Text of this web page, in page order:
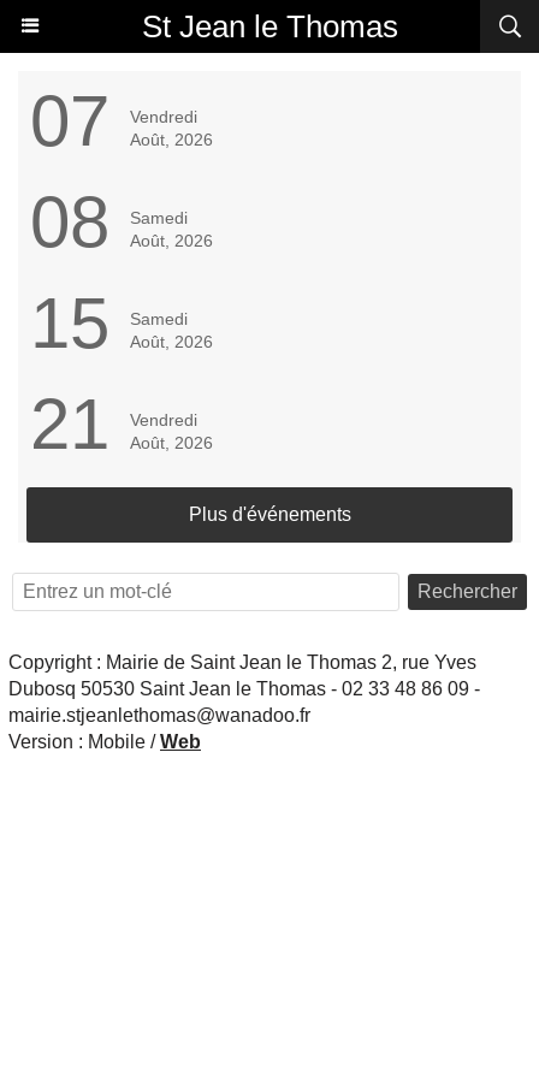
St Jean le Thomas
07
Vendredi
Août, 2026
08
Samedi
Août, 2026
15
Samedi
Août, 2026
21
Vendredi
Août, 2026
Plus d'événements
Rechercher
Copyright : Mairie de Saint Jean le Thomas 2, rue Yves
Dubosq 50530 Saint Jean le Thomas - 02 33 48 86 09 -
mairie.stjeanlethomas@wanadoo.fr
Version : Mobile /Web